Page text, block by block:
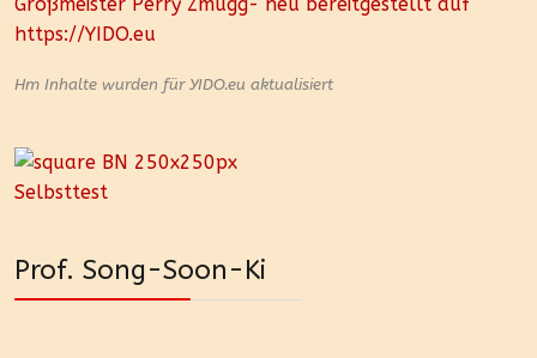
Hm Inhalte wurden für YIDO.eu aktualisiert
Prof. Song-Soon-Ki